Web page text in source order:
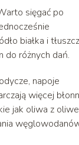
sięgać po
białka i
do różnych dań.
napoje
więcej
jak oliwa z